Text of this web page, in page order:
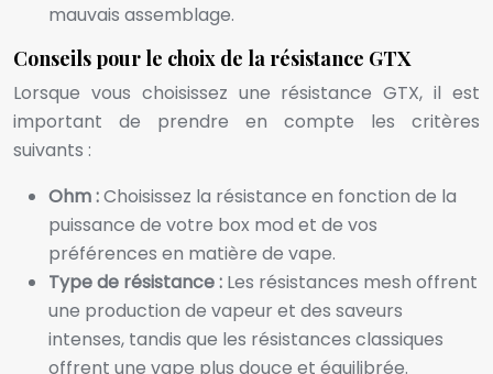
mauvais assemblage.
Conseils pour le choix de la résistance GTX
Lorsque vous choisissez une résistance GTX, il est
important de prendre en compte les critères
suivants :
Ohm :Choisissez la résistance en fonction de la
puissance de votre box mod et de vos
préférences en matière de vape.
Type de résistance : Les résistances mesh offrent
une production de vapeur et des saveurs
intenses, tandis que les résistances classiques
offrent une vape plus douce et équilibrée.